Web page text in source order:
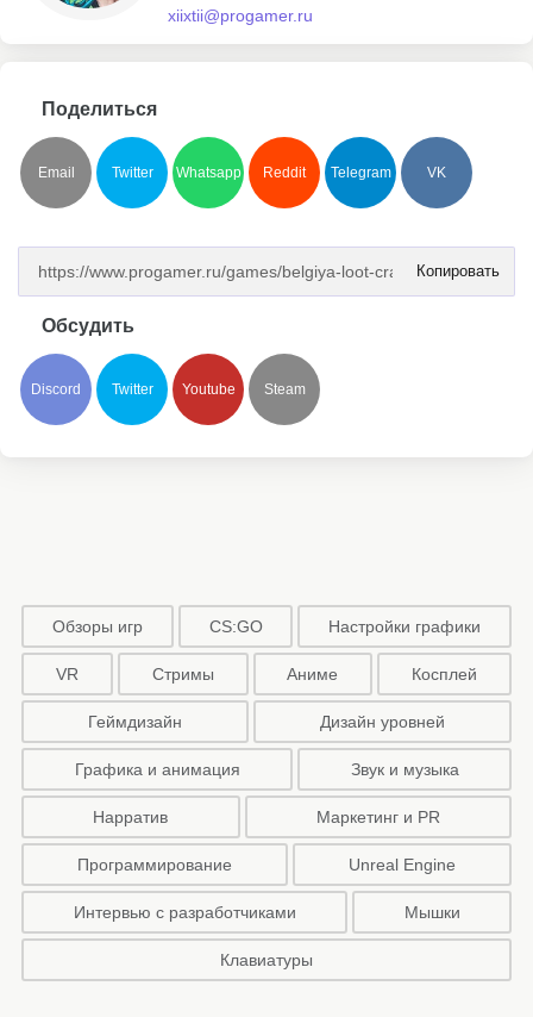
xiixtii@progamer.ru
Поделиться
Email Twitter Whatsapp Reddit Telegram VK
Копировать
Обсудить
Discord Twitter Youtube Steam
Обзоры игр CS:GO Настройки графики
VR Стримы Аниме Косплей
Геймдизайн Дизайн уровней
Графика и анимация Звук и музыка
Нарратив Маркетинг и PR
Программирование Unreal Engine
Интервью с разработчиками Мышки
Клавиатуры